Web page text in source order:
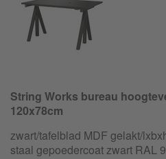
String Works bureau
120x78cm
zwart/tafelblad MDF gelakt/
staal gepoedercoat zwart RAL